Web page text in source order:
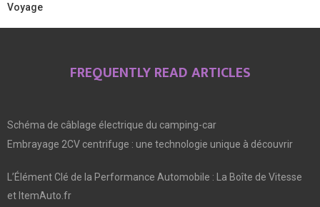
Voyage
FREQUENTLY READ ARTICLES
Schéma de câblage électrique du camping-car
Embrayage 2CV centrifuge : une technologie unique à découvrir
L’Élément Clé de la Performance Automobile : La Boîte de Vitesse
et ItemAuto.fr